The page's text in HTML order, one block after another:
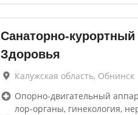
Санаторно-
Здоровья
Калужская область, Обнинск
Опорно-двигательный
лор-органы, гинекология,